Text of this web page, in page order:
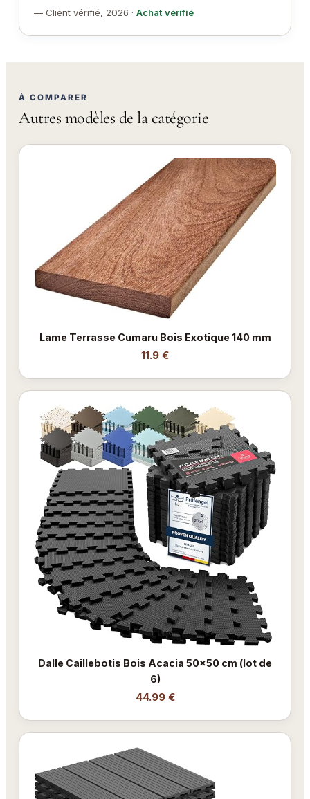
— Client vérifié, 2026 · Achat vérifié
À COMPARER
Autres modèles de la catégorie
Lame Terrasse Cumaru Bois Exotique 140 mm
11.9 €
Dalle Caillebotis Bois Acacia 50x50 cm (lot de
6)
44.99 €